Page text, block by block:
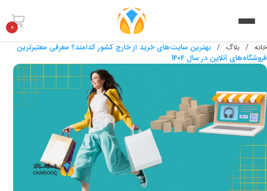
0
خانه / بلاگ / بهترین سایت‌های خرید از خارج کشور کدامند؟ معرفی معتبرترین
فروشگاه‌های آنلاین در سال 1404